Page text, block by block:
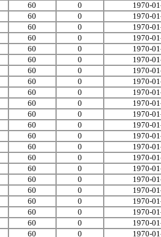
60
0
1970-
60
0
1970-
60
0
1970-
60
0
1970-
60
0
1970-
60
0
1970-
60
0
1970-
60
0
1970-
60
0
1970-
60
0
1970-
60
0
1970-
60
0
1970-
60
0
1970-
60
0
1970-
60
0
1970-
60
0
1970-
60
0
1970-
60
0
1970-
60
0
1970-
60
0
1970-
60
0
1970-
60
0 1970-